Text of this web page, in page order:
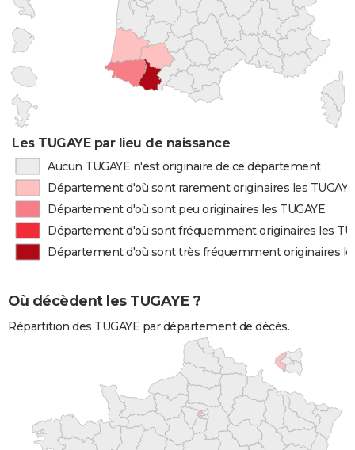
Les TUGAYE par lieu de naissance
Aucun TUGAYE n'est originaire de ce département
Département d'où sont rarement originaires les TUGAYE
Département d'où sont peu originaires les TUGAYE
Département d'où sont fréquemment originaires les
Département d'où sont très fréquemment originaires
Où décèdent les TUGAYE ?
Répartition des TUGAYE par département de décès.